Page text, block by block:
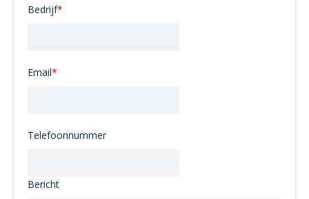
Bedrijf*
Email*
Telefoonnummer
Bericht